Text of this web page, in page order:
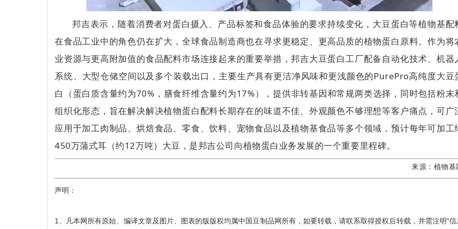
邦吉表示，随着消费者对蛋白摄入、产品标签和食品体验的要求持续变化，大豆蛋白等植物基配
在食品工业中的角色仍在扩大，全球食品制造商也在寻求更稳定、更高品质的植物蛋白原料。作为将
业资源与更高附加值的食品配料市场连接起来的重要举措，邦吉大豆蛋白工厂配备自动化技术、机器
系统、大型仓储空间以及多个装载出口，主要生产具有更洁净风味和更浅颜色的PurePro高纯度大豆
白（蛋白质含量约为70%，膳食纤维含量约为17%），提供非转基因和常规两类选择，同时包括粉末
组织化形态，旨在解决解决植物蛋白配料长期存在的味道不佳、外观颜色不够理想等客户痛点，可广
应用于加工肉制品、烘焙食品、零食、饮料、宠物食品以及植物基食品等多个领域，预计每年可加工
450万蒲式耳（约12万吨）大豆，是邦吉公司向植物蛋白业务发展的一个重要里程碑。
来源： 植物基
声明：
1、凡本网所有原始、编译文章及图片、图表的版版权均属中国豆制品网所有，如要转载，请联系取得授权后转载，并需注明“信